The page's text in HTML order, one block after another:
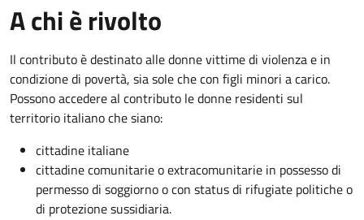
A chi è rivolto
Il contributo è destinato alle donne vittime di violenza e in
condizione di povertà, sia sole che con figli minori a carico.
Possono accedere al contributo le donne residenti sul
territorio italiano che siano:
cittadine italiane
cittadine comunitarie o extracomunitarie in possesso di
permesso di soggiorno o con status di rifugiate politiche o
di protezione sussidiaria.